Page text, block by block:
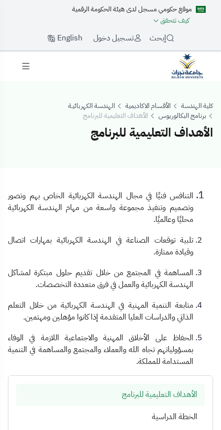
موقع حكومي مسجل لدى هيئة الحكومة الرقمية
كيف تتحقق
إبحث تسجيل دخول English
كلية الهندسة الأقسام الاكاديمية
الهندسة الكهربائيـة
برنامج البكالوريوس
الأهداف التعليمية للبرنامج
الأهداف التعليمية للبرنامج
الأهداف التعليمية
الأهداف التعليمية للبرنامج
الخطة الدراسية
التنافس فنيًا في مجال الهندسة الكهربائية الخاص بهم وتصور
وتصميم وتنفيذ مجموعة واسعة من مهام الهندسة الكهربائية
محليًا وعالميًا.
تلبية توقعات الصناعة في الهندسة الكهربائية بمهارات اتصال
وقيادة ممتازة.
المساهمة في المجتمع من خلال تقديم حلول مبتكرة لمشاكل
الهندسة الكهربائية والعمل في فرق متعددة التخصصات.
متابعة التنمية المهنية في الهندسة الكهربائية من خلال التعلم
الذاتي والدراسات العليا المتقدمة إذا كانوا مؤهلين ومهتمين.
الحفاظ على الأخلاق المهنية والاجتماعية اللازمة في الوفاء
بمسؤولياتهم تجاه الله والعملاء والمجتمع والمساهمة في التنمية
المستدامة للمملكة.